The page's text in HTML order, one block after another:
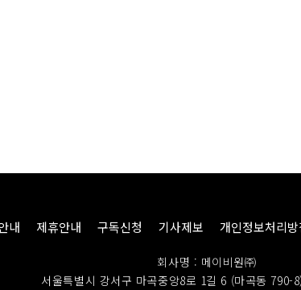
내 제휴안내 구독신청 기사제보 개인정보처리방
회사명 : 메이비원㈜
서울특별시 강서구 마곡중앙8로 1길 6 (마곡동 790-